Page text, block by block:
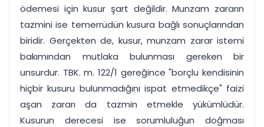
ödemesi için kusur şart değildir. Munzam zararın
tazmini ise temerrüdün kusura bağlı sonuçlarından
biridir. Gerçekten de, kusur, munzam zarar istemi
bakımından mutlaka bulunması gereken bir
unsurdur. TBK. m. 122/1 gereğince "borçlu kendisinin
hiçbir kusuru bulunmadığını ispat etmedikçe" faizi
aşan zararı da tazmin etmekle yükümlüdür.
Kusurun derecesi ise sorumluluğun doğması